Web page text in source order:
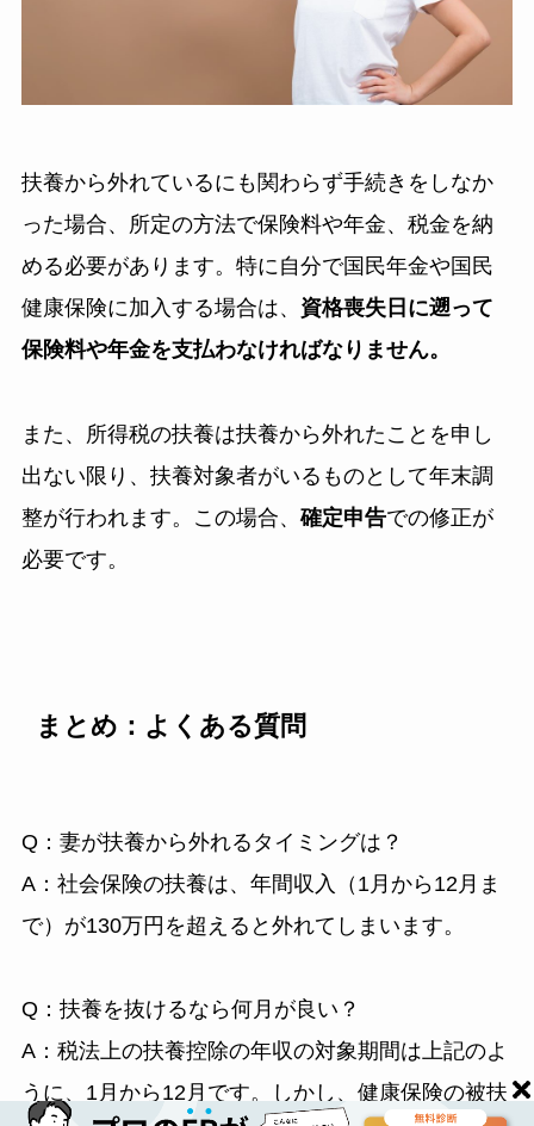
扶養から外れているにも関わらず手続きをしなか
った場合、所定の方法で保険料や年金、税金を納
める必要があります。特に自分で国民年金や国民
健康保険に加入する場合は、 資格喪失日に遡って
保険料や年金を支払わなければなりません。
また、所得税の扶養は扶養から外れたことを申し
出ない限り、扶養対象者がいるものとして年末調
整が行われます。この場合、確定申告での修正が
必要です。
まとめ：よくある質問
Q：妻が扶養から外れるタイミングは？
A：社会保険の扶養は、年間収入（1月から12月ま
で）が130万円を超えると外れてしまいます。
Q：扶養を抜けるなら何月が良い？
A：税法上の扶養控除の年収の対象期間は上記のよ
うに、1月から12月です。しかし、健康保険の被扶